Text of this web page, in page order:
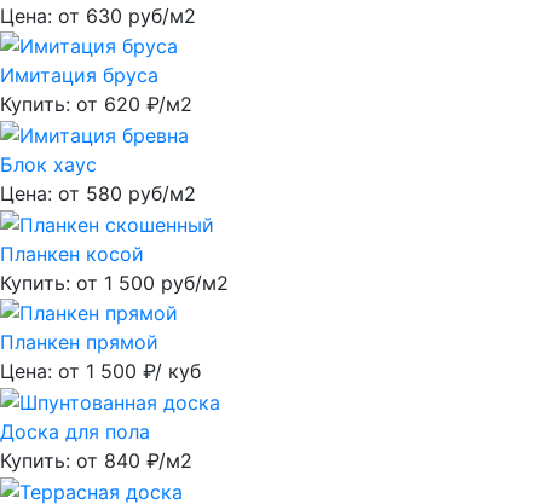
Цена: от 630 руб/м2
Имитация бруса
Купить: от 620 ₽/м2
Блок хаус
Цена: от 580 руб/м2
Планкен косой
Купить: от 1 500 руб/м2
Планкен прямой
Цена: от 1 500 ₽/ куб
Доска для пола
Купить: от 840 ₽/м2